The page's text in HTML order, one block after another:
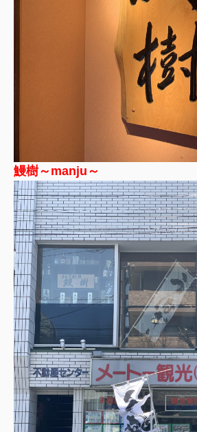
鰻樹～manju～